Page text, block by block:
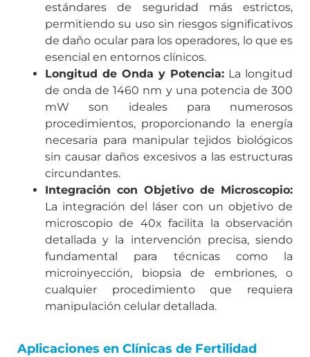
estándares de seguridad más estrictos,
permitiendo su uso sin riesgos significativos
de daño ocular para los operadores, lo que es
esencial en entornos clínicos.
Longitud de Onda y Potencia: La longitud
de onda de 1460 nm y una potencia de 300
mW son ideales para numerosos
procedimientos, proporcionando la energía
necesaria para manipular tejidos biológicos
sin causar daños excesivos a las estructuras
circundantes.
Integración con Objetivo de Microscopio:
La integración del láser con un objetivo de
microscopio de 40x facilita la observación
detallada y la intervención precisa, siendo
fundamental para técnicas como la
microinyección, biopsia de embriones, o
cualquier procedimiento que requiera
manipulación celular detallada.
Aplicaciones en Clínicas de Fertilidad